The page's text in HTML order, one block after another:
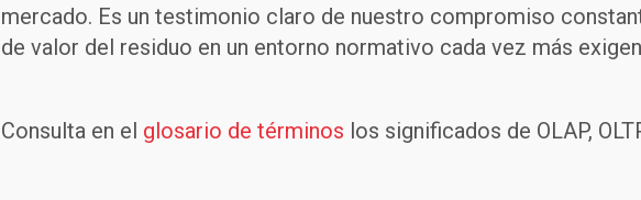
mercado. Es un testimonio claro de nuestro compromiso
de valor del residuo en un entorno normativo cada vez más
Consulta en el glosario de términos los significados de OLAP,